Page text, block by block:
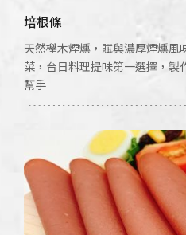
培根條
天然櫸木煙燻，賦與濃厚煙燻
菜，台日料理提味第一選擇，製
幫手